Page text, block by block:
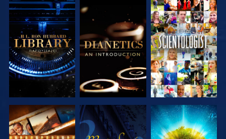
ΕΞΕΡΕΥΝΗΣΤΕ
ΤΗ ΣΕΙΡΑ
ΕΞΕΡΕΥΝΗΣΤΕ
ΤΗ ΣΕΙΡΑ
ΠΑΡΑΚΟΛΟΥΘΗΣΤΕ
ΕΞΕΡΕΥΝΗΣΤΕ
ΠΑΡΑΚΟΛΟΥΘΗΣΤΕ
ΕΞΕΡΕΥΝΗΣΤΕ